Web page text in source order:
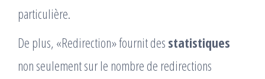
particulière.
De plus, «Redirection» fournit des statistiques
non seulement sur le nombre de redirections